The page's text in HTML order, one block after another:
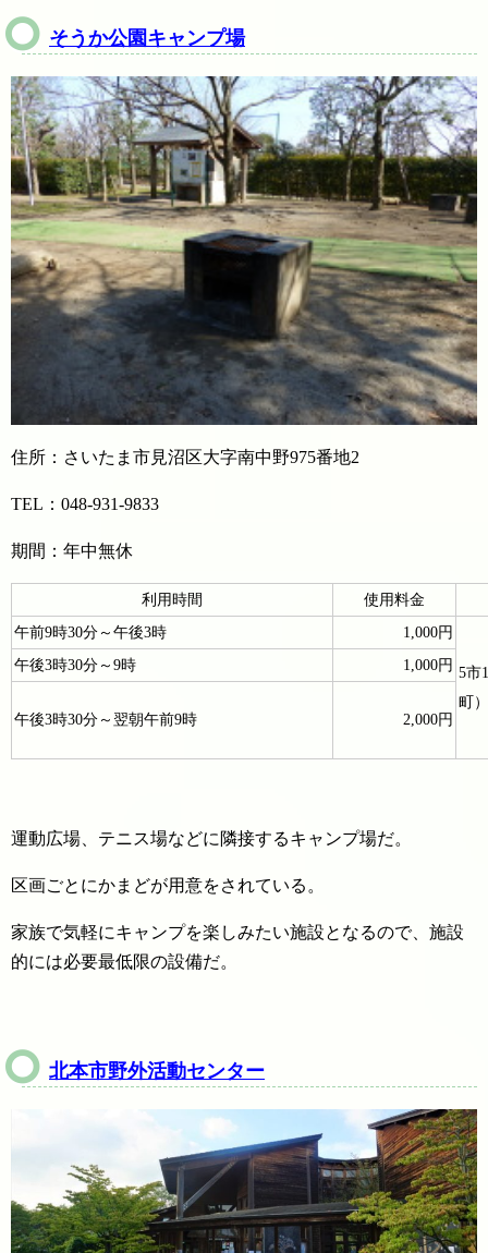
そうか公園キャンプ場
住所：さいたま市見沼区大字南中野975番地2
TEL：048-931-9833
期間：年中無休
利用時間
使用料金
午前9時30分～午後3時
1,000円
5市
町
午後3時30分～9時 1,000円
午後3時30分～翌朝午前9時 2,000円
運動広場、テニス場などに隣接するキャンプ場だ。
区画ごとにかまどが用意をされている。
家族で気軽にキャンプを楽しみたい施設となるので、施設
的には必要最低限の設備だ。
北本市野外活動センター